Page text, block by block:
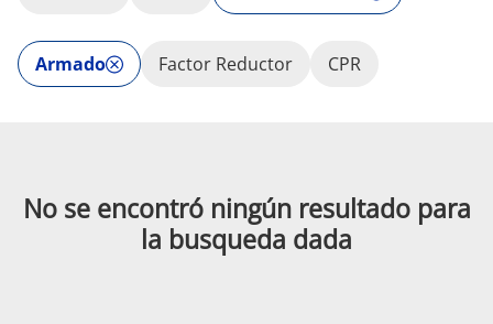
Armado Factor Reductor CPR
No se encontró ningún resultado para
la busqueda dada